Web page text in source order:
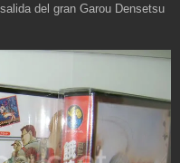
del gran Garou Densetsu